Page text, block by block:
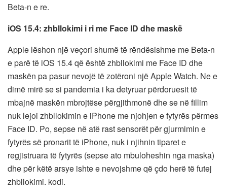
Beta-n e re.
iOS 15.4: zhbllokimi i ri me Face ID dhe maskë
Apple lëshon një veçori shumë të rëndësishme me Beta-n
e parë të iOS 15.4 që është zhbllokimi me Face ID dhe
maskën pa pasur nevojë të zotëroni një Apple Watch. Ne e
dimë mirë se si pandemia i ka detyruar përdoruesit të
mbajnë maskën mbrojtëse përgjithmonë dhe se në fillim
nuk lejoi zhbllokimin e iPhone me njohjen e fytyrës përmes
Face ID. Po, sepse në atë rast sensorët për gjurmimin e
fytyrës së pronarit të iPhone, nuk i njihnin tiparet e
regjistruara të fytyrës (sepse ato mbuloheshin nga maska)
dhe për këtë arsye ishte e nevojshme që çdo herë të futej
zhbllokimi. kodi.